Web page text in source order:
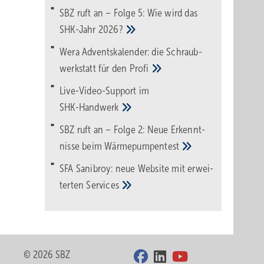
SBZ ruft an – Folge 5: Wie wird das
SHK-Jahr 2026?
Wera Adventskalender: die Schraub­
werk­statt für den Pro­fi
Live-Video-Support im
SHK-Handwerk
SBZ ruft an – Folge 2: Neue Erkennt­
nisse beimWärme­pumpen­test
SFA Sanibroy: neue Web­site mit erwei­
tertenServices
© 2026 SBZ